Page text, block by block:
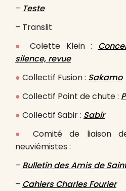
– Teste
– Translit
●
Colette Klein :
silence, revue
● Collectif Fusion : Sakamo
● Collectif Point de chute :
● Collectif Sabir : Sabir
●
Comité de liaison
neuviémistes :
– Bulletin des Amis de
– Cahiers Charles Fourier